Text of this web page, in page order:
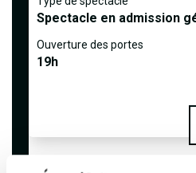
Spectacle en admission
Ouverture des portes
19h